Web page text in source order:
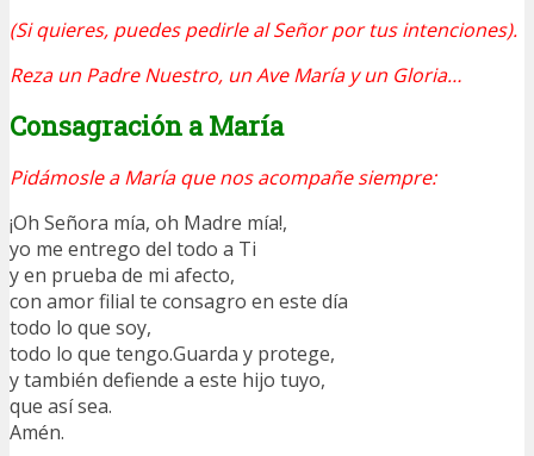
(Si quieres, puedes pedirle al Señor por tus intenciones).
Reza un Padre Nuestro, un Ave María y un Gloria…
Consagración a María
Pidámosle a María que nos acompañe siempre:
¡Oh Señora mía, oh Madre mía!,
yo me entrego del todo a Ti
y en prueba de mi afecto,
con amor filial te consagro en este día
todo lo que soy,
todo lo que tengo.Guarda y protege,
y también defiende a este hijo tuyo,
que así sea.
Amén.